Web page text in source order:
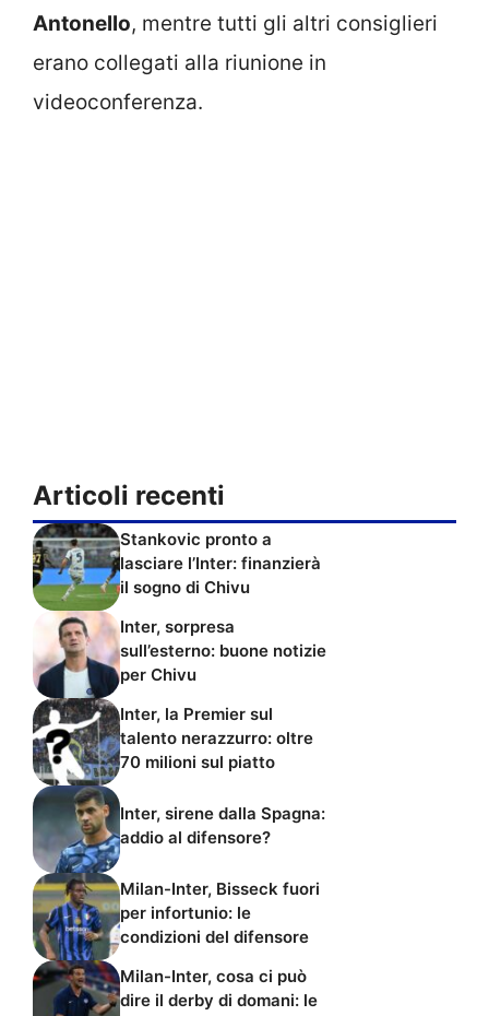
Antonello, mentre tutti gli altri consiglieri
erano collegati alla riunione in
videoconferenza.
Articoli recenti
Stankovic pronto a
lasciare l’Inter: finanzierà
il sogno di Chivu
Inter, sorpresa
sull’esterno: buone notizie
per Chivu
Inter, la Premier sul
talento nerazzurro: oltre
70 milioni sul piatto
Inter, sirene dalla Spagna:
addio al difensore?
Milan-Inter, Bisseck fuori
per infortunio: le
condizioni del difensore
Milan-Inter, cosa ci può
dire il derby di domani: le